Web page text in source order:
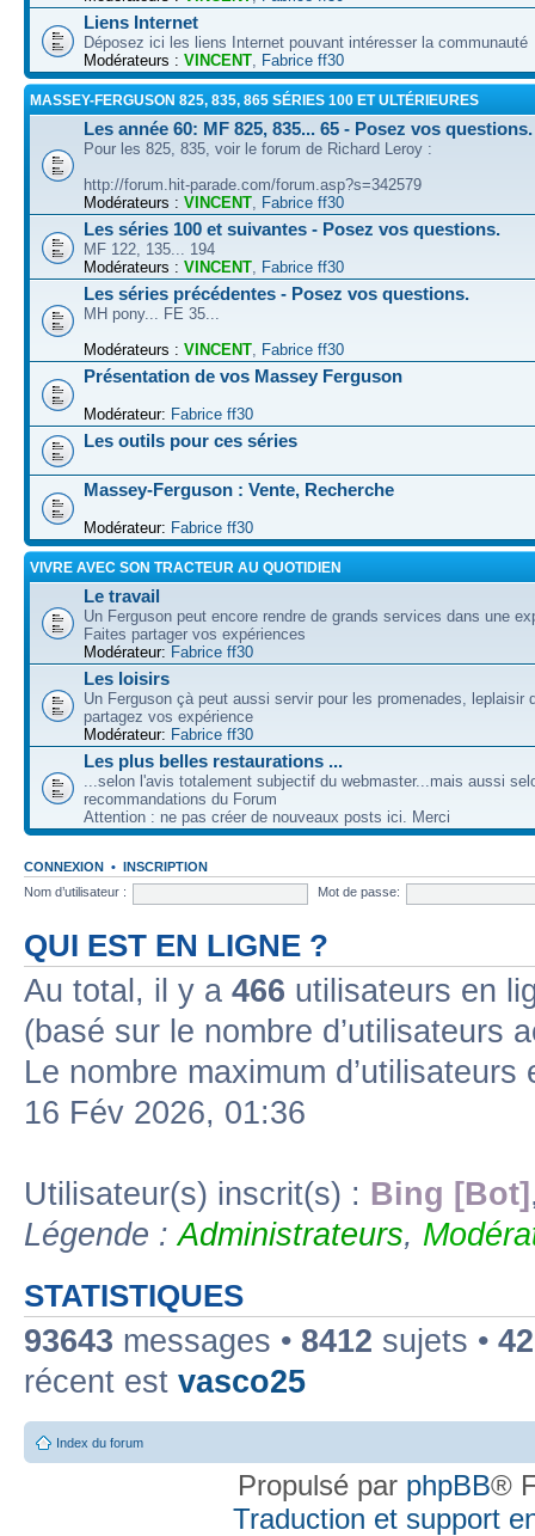
Liens Internet
Déposez ici les liens Internet pouvant intéresser la communauté
Modérateurs : VINCENT Fabrice ff30
MASSEY-FERGUSON 825, 835, 865 SÉRIES 100 ET ULTÉRIEURES
Les année 60: MF 825, 835... 65 - Posez vos questions.
Pour les 825, 835, voir le forum de Richard Leroy :
http://forum.hit-parade.com/forum.asp?s=342579
Modérateurs : VINCENT Fabrice ff30
Les séries 100 et suivantes - Posez vos questions.
MF 122, 135... 194
Modérateurs : VINCENT Fabrice ff30
Les séries précédentes - Posez vos questions.
MH pony... FE 35...
Modérateurs : VINCENT Fabrice ff30
Présentation de vos Massey Ferguson
Modérateur: Fabrice ff30
Les outils pour ces séries
Massey-Ferguson : Vente, Recherche
Modérateur: Fabrice ff30
VIVRE AVEC SON TRACTEUR AU QUOTIDIEN
Le travail
Un Ferguson peut encore rendre de grands services dans une
Faites partager vos expériences
Modérateur: Fabrice ff30
Les loisirs
Un Ferguson çà peut aussi servir pour les promenades, leplaisir
partagez vos expérience
Modérateur: Fabrice ff30
Les plus belles restaurations ...
...selon l'avis totalement subjectif du webmaster...mais aussi
recommandations du Forum
Attention : ne pas créer de nouveaux posts ici. Merci
CONNEXION • INSCRIPTION
Nom d’utilisateur :
Mot de passe:
QUI EST EN LIGNE ?
Au total, il y a 466 utilisateurs en
(basé sur le nombre d’utilisateurs
Le nombre maximum
16 Fév 2026, 01:36
Utilisateur(s) inscrit(s) : Bing [Bot]
Légende :Administrateurs,
STATISTIQUES
93643 messages • 8412 sujets •
récent est vasco25
Index du forum
Propulsé par phpBB®
Traduction et support